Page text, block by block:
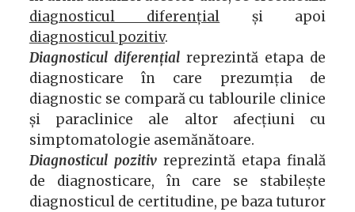
diagnosticul diferențial și apoi
diagnosticul pozitiv.
Diagnosticul diferențialreprezintă etapa de
diagnosticare în care prezumția de
diagnostic se compară cu tablourile clinice
și paraclinice ale altor afecțiuni cu
simptomatologie asemănătoare.
Diagnosticul pozitivreprezintă etapa finală
de diagnosticare, în care se stabilește
diagnosticul de certitudine, pe baza tuturor